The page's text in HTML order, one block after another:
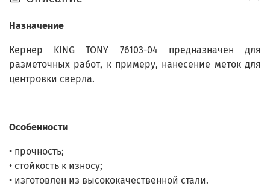
Назначение
Кернер KING TONY 76103-04 предназначен для
разметочных работ, к примеру, нанесение меток для
центровки сверла.
Особенности
• прочность;
• стойкость к износу;
• изготовлен из высококачественной стали.